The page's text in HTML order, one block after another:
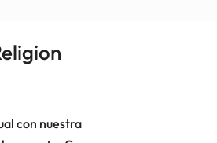
con nuestra